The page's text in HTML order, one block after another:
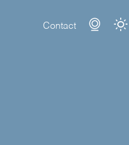
Contact